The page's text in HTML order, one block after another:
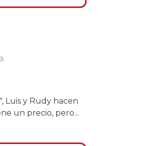
Luis y Rudy hacen
un precio, pero...